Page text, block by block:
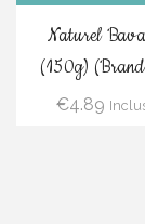
Naturel
(150g)
€4.89